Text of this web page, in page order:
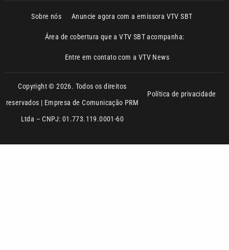
Copyright © 2026. Todos os direitos
Ltda – CNPJ: 01.773.119.0001-60